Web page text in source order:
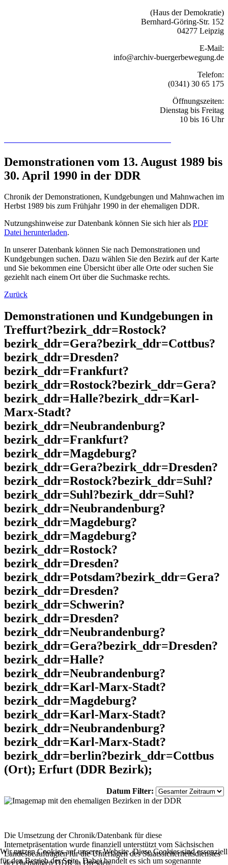
(Haus der Demokratie)
Bernhard-Göring-Str. 152
04277 Leipzig
E-Mail:
info@archiv-buergerbewegung.de
Telefon:
(0341) 30 65 175
Öffnungszeiten:
Dienstag bis Freitag
10 bis 16 Uhr
Demonstrationen vom 13. August 1989 bis
30. April 1990 in der DDR
Chronik der Demonstrationen, Kundgebungen und Mahnwachen im
Herbst 1989 bis zum Frühjahr 1990 in der ehemaligen DDR.
Nutzungshinweise zur Datenbank können Sie sich hier als PDF
Datei herunterladen.
In unserer Datenbank können Sie nach Demonstrationen und
Kundgebungen suchen. Dazu wählen Sie den Bezirk auf der Karte
und Sie bekommen eine Übersicht über alle Orte oder suchen Sie
geziehlt nach einem Ort über die Suchmaske rechts.
Zurück
Demonstrationen und Kundgebungen in
Treffurt?bezirk_ddr=Rostock?
bezirk_ddr=Gera?bezirk_ddr=Cottbus?
bezirk_ddr=Dresden?
bezirk_ddr=Frankfurt?
bezirk_ddr=Rostock?bezirk_ddr=Gera?
bezirk_ddr=Halle?bezirk_ddr=Karl-
Marx-Stadt?
bezirk_ddr=Neubrandenburg?
bezirk_ddr=Frankfurt?
bezirk_ddr=Magdeburg?
bezirk_ddr=Gera?bezirk_ddr=Dresden?
bezirk_ddr=Rostock?bezirk_ddr=Suhl?
bezirk_ddr=Suhl?bezirk_ddr=Suhl?
bezirk_ddr=Neubrandenburg?
bezirk_ddr=Magdeburg?
bezirk_ddr=Magdeburg?
bezirk_ddr=Rostock?
bezirk_ddr=Dresden?
bezirk_ddr=Potsdam?bezirk_ddr=Gera?
bezirk_ddr=Dresden?
bezirk_ddr=Schwerin?
bezirk_ddr=Dresden?
bezirk_ddr=Neubrandenburg?
bezirk_ddr=Gera?bezirk_ddr=Dresden?
bezirk_ddr=Halle?
bezirk_ddr=Neubrandenburg?
bezirk_ddr=Karl-Marx-Stadt?
bezirk_ddr=Magdeburg?
bezirk_ddr=Karl-Marx-Stadt?
bezirk_ddr=Neubrandenburg?
bezirk_ddr=Karl-Marx-Stadt?
bezirk_ddr=berlin?bezirk_ddr=Cottbus
(Ort); Erfurt (DDR Bezirk);
Datum Filter:
Die Umsetzung der Chronik/Datenbank für diese
Internetpräsentation wurde finanziell unterstützt vom Sächsischen
Landesbeauftragten für die Unterlagen des Staatssicherheitsdienstes
der ehemaligen DDR in Dresden.
Wir nutzen Cookies auf unserer Website. Diese Cookies sind essenziell
für den Betrieb der Seite. Dabei handelt es sich um sogenannte